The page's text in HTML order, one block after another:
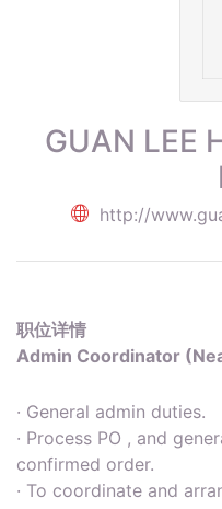
GUAN LEE
http://
职位详情
Admin Coordinator
· General admin duties.
· Process PO , and
confirmed order.
· To coordinate and